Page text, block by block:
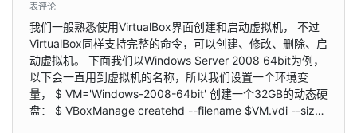
表评论
我们一般熟悉使用VirtualBox界面创建和启动虚拟机， 不过
VirtualBox同样支持完整的命令，可以创建、修改、删除、启
动虚拟机。 下面我们以Windows Server 2008 64bit为例，
以下会一直用到虚拟机的名称，所以我们设置一个环境变
量， $ VM='Windows-2008-64bit' 创建一个32GB的动态硬
盘： $ VBoxManage createhd --filename $VM.vdi --siz…